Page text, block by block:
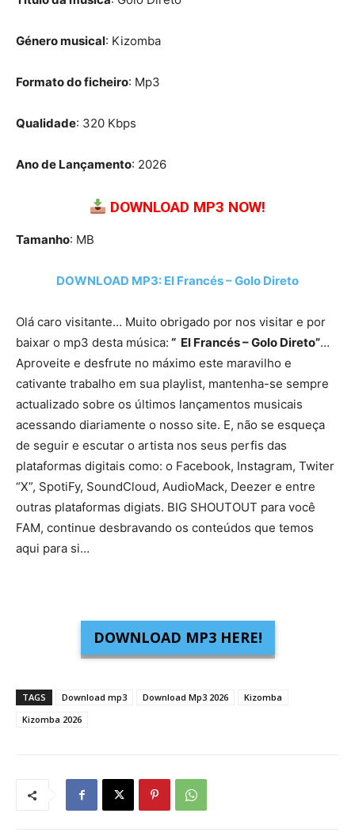
Género musical: Kizomba
Formato do ficheiro: Mp3
Qualidade: 320 Kbps
Ano de Lançamento: 2026
DOWNLOAD MP3 NOW!
Tamanho: MB
DOWNLOAD MP3: El Francés – Golo Direto
Olá caro visitante… Muito obrigado por nos visitar e por
baixar o mp3 desta música: “ El Francés – Golo Direto”…
Aproveite e desfrute no máximo este maravilho e
cativante trabalho em sua playlist, mantenha-se sempre
actualizado sobre os últimos lançamentos musicais
acessando diariamente o nosso site. E, não se esqueça
de seguir e escutar o artista nos seus perfis das
plataformas digitais como: o Facebook, Instagram, Twiter
“X”, SpotiFy, SoundCloud, AudioMack, Deezer e entre
outras plataformas digiats. BIG SHOUTOUT para você
FAM, continue desbravando os conteúdos que temos
aqui para si…
DOWNLOAD MP3 HERE!
TAGS Download mp3 Download Mp3 2026
Kizomba
Kizomba 2026